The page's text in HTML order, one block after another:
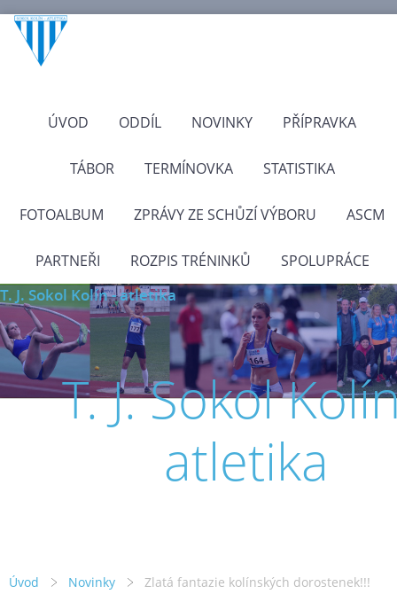
ÚVOD ODDÍL NOVINKY PŘÍPRAVKA
TÁBOR TERMÍNOVKA STATISTIKA
FOTOALBUM ZPRÁVY ZE SCHŮZÍ VÝBORU ASCM
PARTNEŘI ROZPIS TRÉNINKŮ SPOLUPRÁCE
T. J. Sokol Kolín - atletika
T. J. Sokol
atletika
Úvod Novinky Zlatá fantazie kolínských dorostenek!!!